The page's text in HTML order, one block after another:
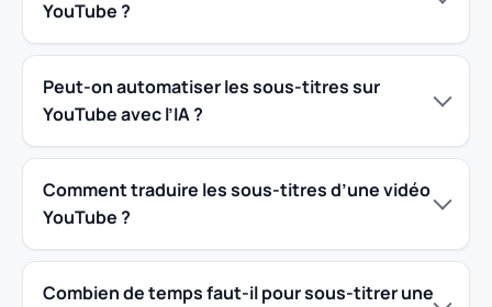
YouTube ?
Peut-on automatiser les sous-titres sur
YouTube avec l’IA ?
Comment traduire les sous-titres d’une vidéo
YouTube ?
Combien de temps faut-il pour sous-titrer une